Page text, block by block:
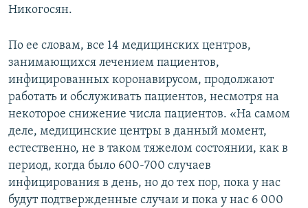
Никогосян.
По ее словам, все 14 медицинских центров,
занимающихся лечением пациентов,
инфицированных коронавирусом, продолжают
работать и обслуживать пациентов, несмотря на
некоторое снижение числа пациентов. «На самом
деле, медицинские центры в данный момент,
естественно, не в таком тяжелом состоянии, как в
период, когда было 600-700 случаев
инфицирования в день, но до тех пор, пока у нас
будут подтвержденные случаи и пока у нас 6 000